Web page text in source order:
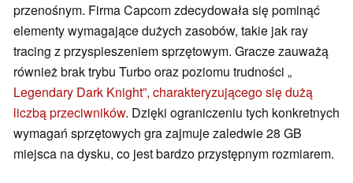
przenośnym. Firma Capcom zdecydowała się pominąć
elementy wymagające dużych zasobów, takie jak ray
tracing z przyspieszeniem sprzętowym. Gracze zauważą
również brak trybu Turbo oraz poziomu trudności „
Legendary Dark Knight”, charakteryzującego się dużą
liczbą przeciwników. Dzięki ograniczeniu tych konkretnych
wymagań sprzętowych gra zajmuje zaledwie 28 GB
miejsca na dysku, co jest bardzo przystępnym rozmiarem.